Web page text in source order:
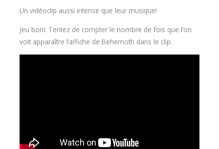
Un vidéoclip aussi intense que leur musique!
Jeu boni: Tentez de compter le nombre de fois que l’on
voit apparaître l’affiche de Behemoth dans le clip.